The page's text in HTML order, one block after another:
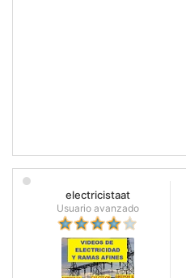
electricistaat
Usuario avanzado